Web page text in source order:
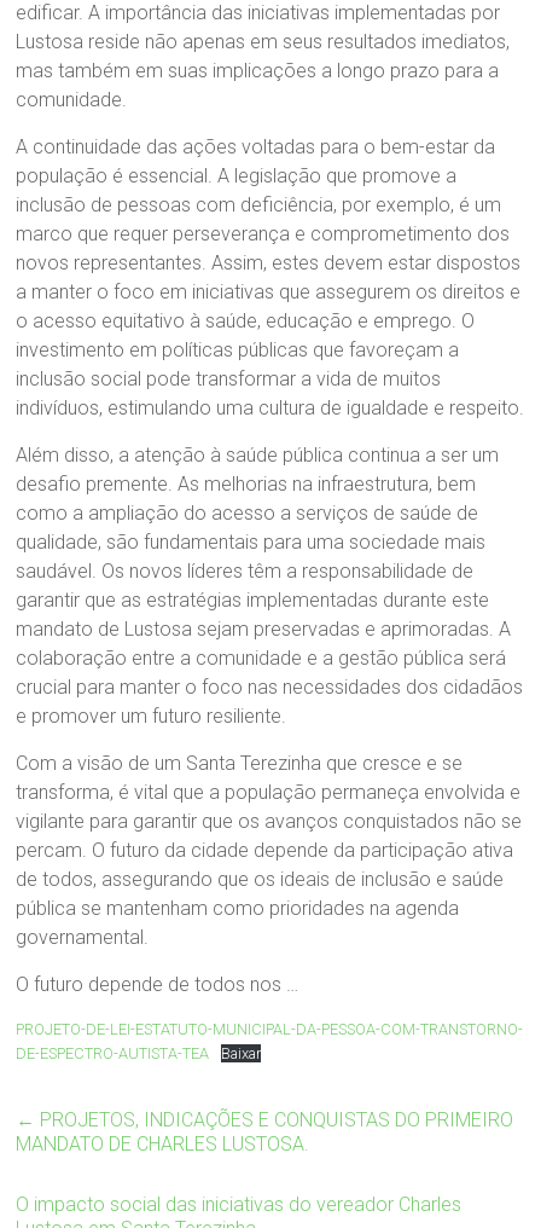
edificar. A importância das iniciativas implementadas por
Lustosa reside não apenas em seus resultados imediatos,
mas também em suas implicações a longo prazo para a
comunidade.
A continuidade das ações voltadas para o bem-estar da
população é essencial. A legislação que promove a
inclusão de pessoas com deficiência, por exemplo, é um
marco que requer perseverança e comprometimento dos
novos representantes. Assim, estes devem estar dispostos
a manter o foco em iniciativas que assegurem os direitos e
o acesso equitativo à saúde, educação e emprego. O
investimento em políticas públicas que favoreçam a
inclusão social pode transformar a vida de muitos
indivíduos, estimulando uma cultura de igualdade e respeito.
Além disso, a atenção à saúde pública continua a ser um
desafio premente. As melhorias na infraestrutura, bem
como a ampliação do acesso a serviços de saúde de
qualidade, são fundamentais para uma sociedade mais
saudável. Os novos líderes têm a responsabilidade de
garantir que as estratégias implementadas durante este
mandato de Lustosa sejam preservadas e aprimoradas. A
colaboração entre a comunidade e a gestão pública será
crucial para manter o foco nas necessidades dos cidadãos
e promover um futuro resiliente.
Com a visão de um Santa Terezinha que cresce e se
transforma, é vital que a população permaneça envolvida e
vigilante para garantir que os avanços conquistados não se
percam. O futuro da cidade depende da participação ativa
de todos, assegurando que os ideais de inclusão e saúde
pública se mantenham como prioridades na agenda
governamental.
O futuro depende de todos nos …
PROJETO-DE-LEI-ESTATUTO-MUNICIPAL-DA-PESSOA-COM-TRANSTORNO-
DE-ESPECTRO-AUTISTA-TEA
Baixar
← PROJETOS, INDICAÇÕES E CONQUISTAS DO PRIMEIRO
MANDATO DE CHARLES LUSTOSA.
O impacto social das iniciativas do vereador Charles